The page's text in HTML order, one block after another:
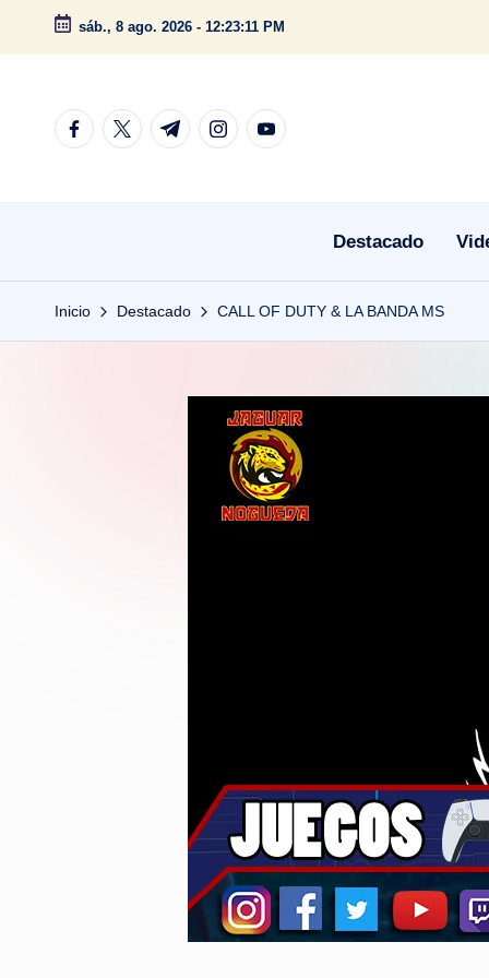
Saltar
contenido
sáb., 8 ago. 2026 - 12:23:12 PM
facebook.com
twitter.com
t.me instagram.com
youtube.com
Destacado
Inicio Destacado CALL OF DUTY & LA BANDA MS